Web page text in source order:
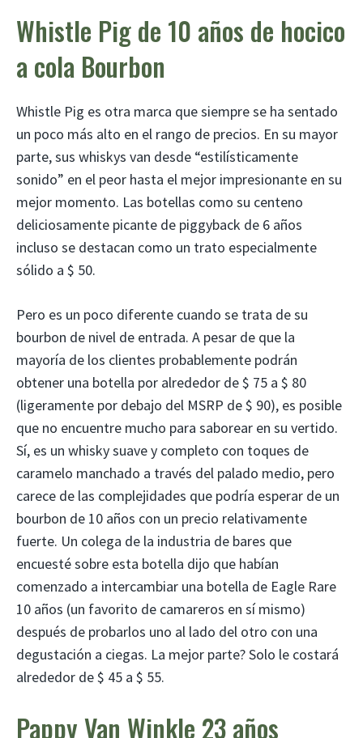
Whistle Pig de 10 años de hocico
a cola Bourbon
Whistle Pig es otra marca que siempre se ha sentado
un poco más alto en el rango de precios. En su mayor
parte, sus whiskys van desde “estilísticamente
sonido” en el peor hasta el mejor impresionante en su
mejor momento. Las botellas como su centeno
deliciosamente picante de piggyback de 6 años
incluso se destacan como un trato especialmente
sólido a $ 50.
Pero es un poco diferente cuando se trata de su
bourbon de nivel de entrada. A pesar de que la
mayoría de los clientes probablemente podrán
obtener una botella por alrededor de $ 75 a $ 80
(ligeramente por debajo del MSRP de $ 90), es posible
que no encuentre mucho para saborear en su vertido.
Sí, es un whisky suave y completo con toques de
caramelo manchado a través del palado medio, pero
carece de las complejidades que podría esperar de un
bourbon de 10 años con un precio relativamente
fuerte. Un colega de la industria de bares que
encuesté sobre esta botella dijo que habían
comenzado a intercambiar una botella de Eagle Rare
10 años (un favorito de camareros en sí mismo)
después de probarlos uno al lado del otro con una
degustación a ciegas. La mejor parte? Solo le costará
alrededor de $ 45 a $ 55.
Pappy Van Winkle 23 años